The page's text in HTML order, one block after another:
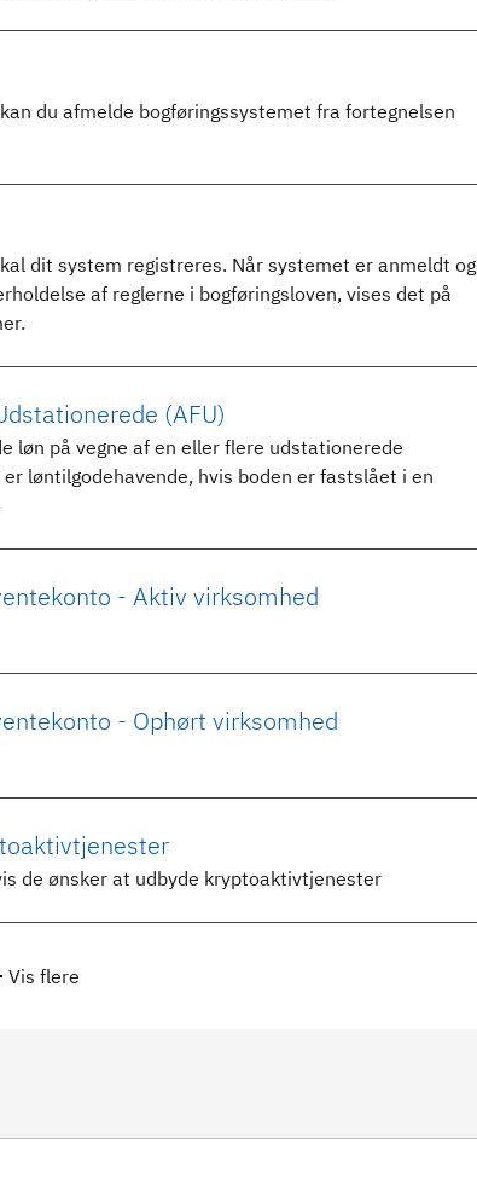
du afmelde bogføringssystemet fra fortegnelsen
dit system registreres. Når systemet er anmeldt og
af reglerne i bogføringsloven, vises det på
(AFU)
løn på vegne af en eller flere udstationerede
løntilgodehavende, hvis boden er fastslået i en
- Aktiv virksomhed
- Ophørt virksomhed
de ønsker at udbyde kryptoaktivtjenester
Vis flere